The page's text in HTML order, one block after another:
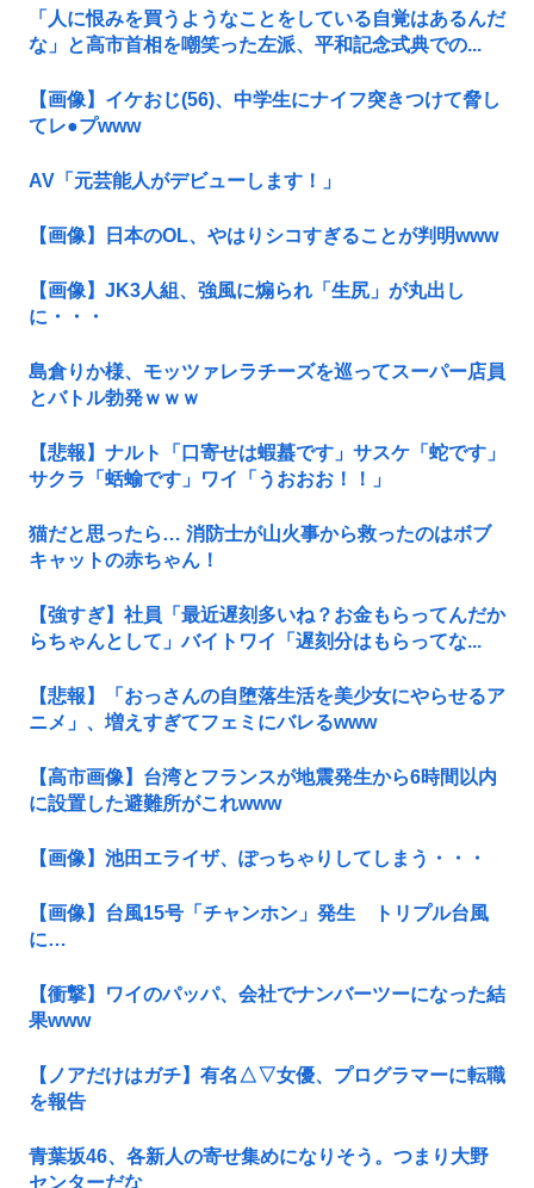
「人に恨みを買うようなことをしている自覚はあるんだ
な」と高市首相を嘲笑った左派、平和記念式典での...
【画像】イケおじ(56)、中学生にナイフ突きつけて脅し
てレ●プwww
AV「元芸能人がデビューします！」
【画像】日本のOL、やはりシコすぎることが判明www
【画像】JK3人組、強風に煽られ「生尻」が丸出し
に・・・
島倉りか様、モッツァレラチーズを巡ってスーパー店員
とバトル勃発ｗｗｗ
【悲報】ナルト「口寄せは蝦蟇です」サスケ「蛇です」
サクラ「蛞蝓です」ワイ「うおおお！！」
猫だと思ったら… 消防士が山火事から救ったのはボブ
キャットの赤ちゃん！
【強すぎ】社員「最近遅刻多いね？お金もらってんだか
らちゃんとして」バイトワイ「遅刻分はもらってな...
【悲報】「おっさんの自堕落生活を美少女にやらせるア
ニメ」、増えすぎてフェミにバレるwww
【高市画像】台湾とフランスが地震発生から6時間以内
に設置した避難所がこれwww
【画像】池田エライザ、ぽっちゃりしてしまう・・・
【画像】台風15号「チャンホン」発生 トリプル台風
に…
【衝撃】ワイのパッパ、会社でナンバーツーになった結
果www
【ノアだけはガチ】有名△▽女優、プログラマーに転職
を報告
青葉坂46、各新人の寄せ集めになりそう。つまり大野
センターだな